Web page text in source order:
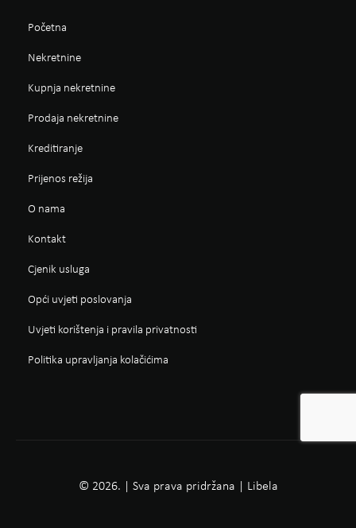
Početna
Nekretnine
Kupnja nekretnine
Prodaja nekretnine
Kreditiranje
Prijenos režija
O nama
Kontakt
Cjenik usluga
Opći uvjeti poslovanja
Uvjeti korištenja i pravila privatnosti
Politika upravljanja kolačićima
© 2026. | Sva prava pridržana | Libela